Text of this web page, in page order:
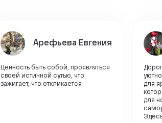
Арефьева Евгения
Ценность быть собой, проявляться
своей истинной сутью, что
зажигает, что откликается
для
для